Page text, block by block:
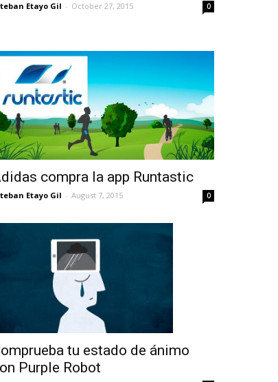
Etayo Gil - October 27, 2015 0
compra la app Runtastic
Etayo Gil - August 7, 2015 0
tu estado de ánimo
Purple Robot